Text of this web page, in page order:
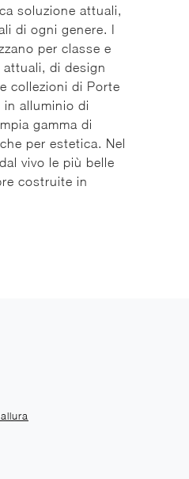
soluzione attuali,
di ogni genere. I
per classe e
di design
collezioni di Porte
alluminio di
gamma di
per estetica. Nel
vivo le più belle
costruite in